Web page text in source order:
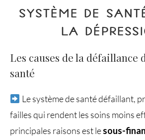
SYSTÈME DE
LA
Les causes de la défaillance
santé
Le système de santé défaillant,
failles qui rendent les soins moins
principales raisons est lesous-